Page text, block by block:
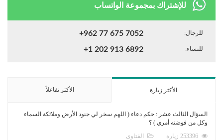
للإشتراك بمجموعة الواتساب
للرجال: +962 77 675 7052
للنساء: +1 202 913 6892
الأكثر زيارة الأكثر تفاعلاً
السؤال الثالث عشر : حكم دعاء ( اللهم سخر لي جنود الأرض وملائكة السماء
وكل من فوضته أمري ) ؟
الفتاوى